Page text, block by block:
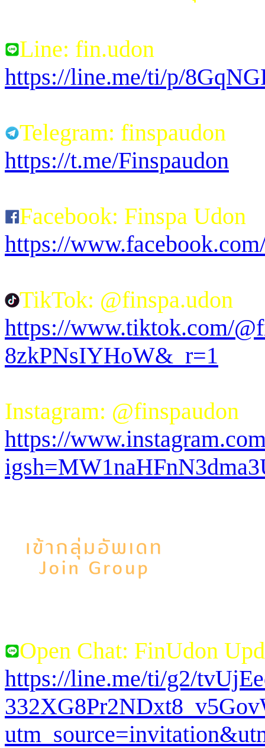
Line: fin.udon
https://line.me/ti/p/
Telegram: finspaudon
https://t.me/Finspaudon
Facebook: Finspa Udon
https://
TikTok: @finspa.udon
https://www.tiktok.com/
8zkPNsIYHoW&_r=1
Instagram: @finspaudon
https://
Open Chat: FinUdon
https://line.me/ti/g2/